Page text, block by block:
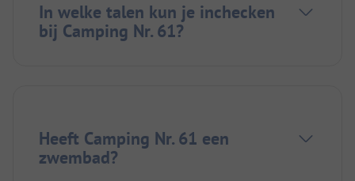
In welke talen kun je inchecken
bij Camping Nr. 61?
Heeft Camping Nr. 61 een
zwembad?